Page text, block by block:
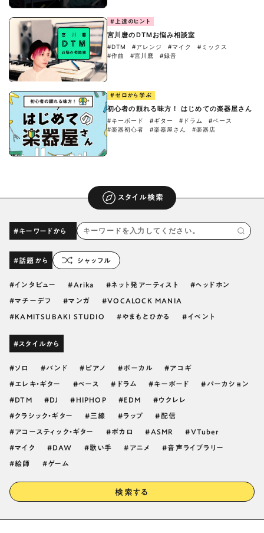
#上達のヒント
宮川麿のDTMお悩み相談室
#DTM #アレンジ #マイク
#ミックス
#作曲
#宮川麿 #録音
#ゼロから学ぶ
初心者の頼れる味方！ はじめての楽器屋さん
#キーボード #ギター #ドラム
#ベース
#楽器初心者
#楽器屋さん #楽器店
スタイル検索
#キーワードから
#話題から シャッフル
インタビュー Arika ネット発アーティスト ヘッドホン
マチーデフ マンガ VOCALOCK MANIA
KAMITSUBAKI STUDIO やまもとひかる イベント
#スタイルから
ソロ バンド ピアノ ボーカル アコギ
エレキ・ギター ベース ドラム キーボード パーカション
DTM DJ HIPHOP EDM ウクレレ
クラシック・ギター 三線 ラップ 配信
アコースティック・ギター ボカロ ASMR VTuber
マイク DAW 歌い手 アニメ 音声ライブラリー
絵師 ゲーム
検索する